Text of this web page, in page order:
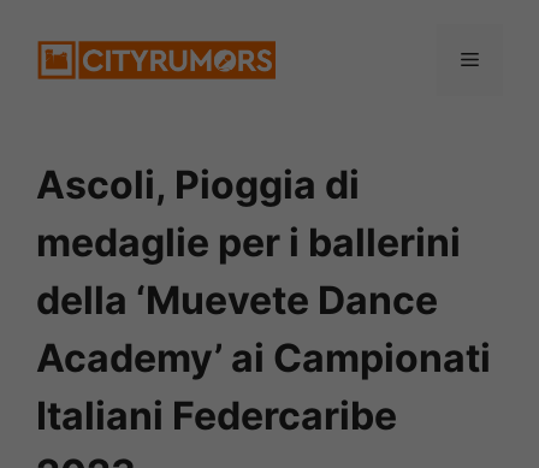
Menu
Ascoli, Pioggia di
medaglie per i ballerini
della ‘Muevete Dance
Academy’ ai Campionati
Italiani Federcaribe